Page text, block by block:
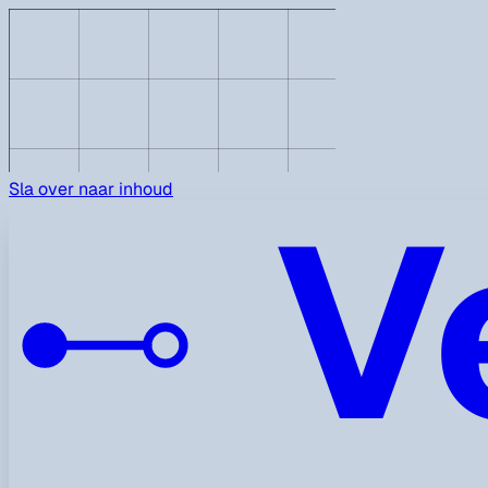
Sla over naar inhoud